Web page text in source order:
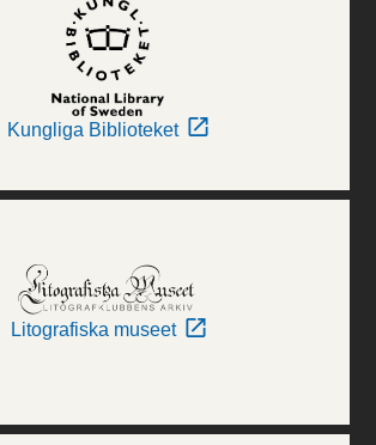
Kungliga Biblioteket
Litografiska museet